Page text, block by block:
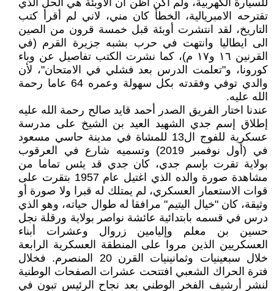
للسيارة الكهربية، ولم أكن أظن أن الأوبئة هي الحل الذي
تقترحه الامبريالية، الخطأ كان مني، لاني لم أقرأ كتب
التاريخ، لقد انتشرت أوبئة قبل خمسة قرون من الصين
الى ايطاليا وانتهت في حرب بشبه جزيرة القرم (في
القرنين ١٦ و١٧ م)، كما نشرت الكتب تفاصيل عن وباء
كورونا، و"تعلمت الدرس بعد فشلي في الامتحان"، لأن
والدي توفي وفقدته بكل سهولة وعمره 64 عاما رحمة
الله عليه.
عندنا اختار الفريق الصدر أحمد قايد صالح رحمة الله عليه
إطلاق إسم جدي الشهيد العيد بن الشيخ على مدرسة
عسكرية للفوج ال13 للمشاة في مدينة حاسي مسعود
في (أول نوفمبر 2019) وتسميه شارع في العرقوب
بولاية تقرت بإسم جدي، كان جدي قد يئس تماما من
مشاهدة صورة والده الذي اغتيل عام 1957 بتقرت على
قوات الاستعمار العسكري، لم يمتلك له قبرا ولا صورة أو
وثيقة، كان "خيال اليتيم" مرافقا له طوال حياته، وهو الذي
درس في قسمه بابتدائية عائشة نواصر بولاية ورقلة نجل
حسين بن معلم وإليامين زروال وعشرات أبناء
العسكريين الذين مروا على المنطقة العسكرية الرابعة
خلال سبعينيات وثمانينيات القرن 20 المنصرم. فخلال
فترة الحراك الشعبي افتتحت عشرات الصفحات الوطنية
لنشر أرشيف الفخر الوطني بعد نجاح الرئيس تبون في